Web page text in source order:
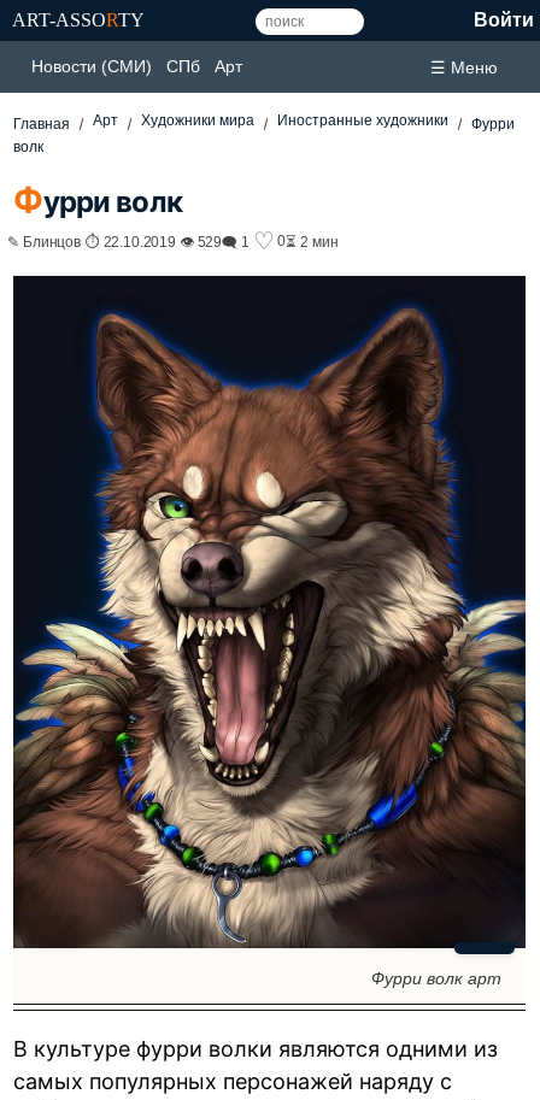
ART-ASSORTY Войти
Новости (СМИ) СПб Арт ☰ Меню
Главная Арт Художники мира Иностранные художники
Фурри
волк
Фурри волк
✎ Блинцов ⏱ 22.10.2019 👁 529🗨 1 ♡ 0⏳ 2 мин
Фурри волк арт
В культуре фурри волки являются одними из
самых популярных персонажей наряду с